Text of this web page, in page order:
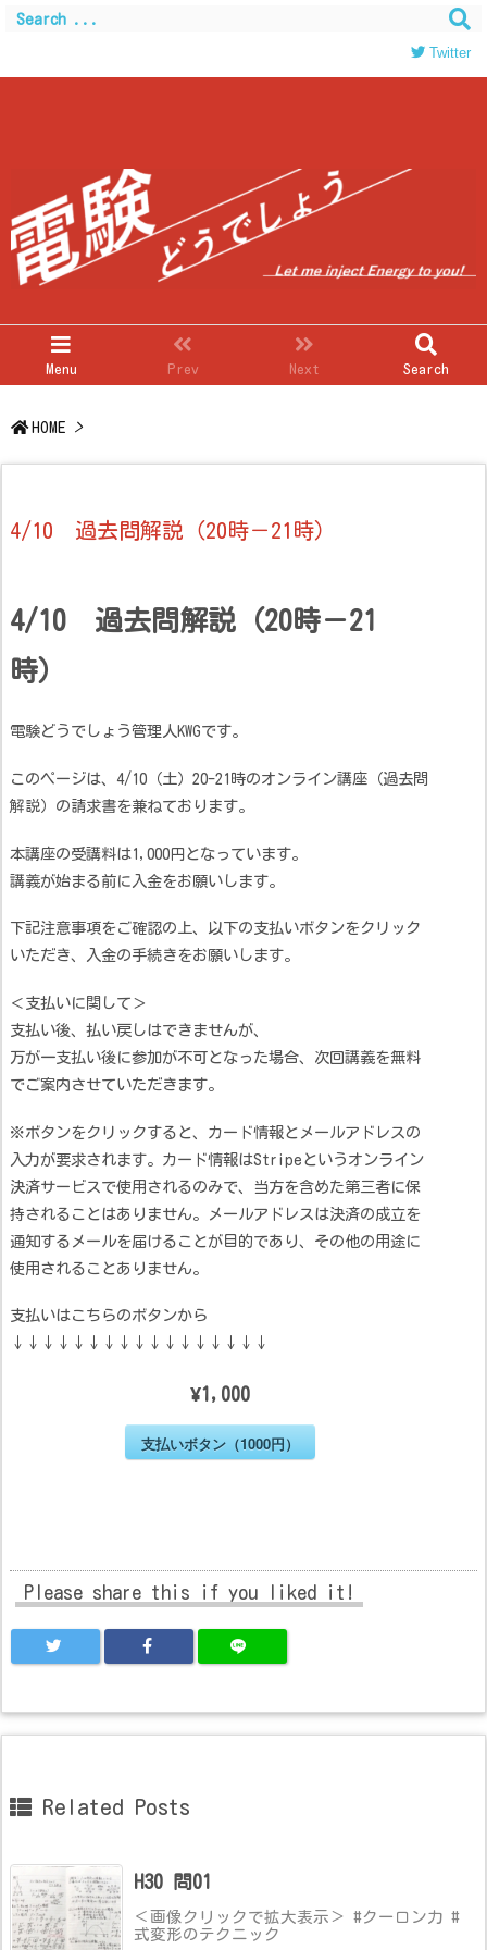
Warning: Trying to access array offset on value of type
/home/c0403866/public_html/kwglab.com/wp-
on line120
Menu Prev Next Search
Twitter
HOME >
4/10 過去問解説（20時－21時）
4/10 過去問解説（20時－21
時）
電験どうでしょう管理人KWGです。
このページは、4/10（土）20-21時のオンライン講座（過去問
解説）の請求書を兼ねております。
本講座の受講料は1,000円となっています。
講義が始まる前に入金をお願いします。
下記注意事項をご確認の上、以下の支払いボタンをクリック
いただき、入金の手続きをお願いします。
＜支払いに関して＞
支払い後、払い戻しはできませんが、
万が一支払い後に参加が不可となった場合、次回講義を無料
でご案内させていただきます。
※ボタンをクリックすると、カード情報とメールアドレスの
入力が要求されます。カード情報はStripeというオンライン
決済サービスで使用されるのみで、当方を含めた第三者に保
持されることはありません。メールアドレスは決済の成立を
通知するメールを届けることが目的であり、その他の用途に
使用されることありません。
支払いはこちらのボタンから
↓↓↓↓↓↓↓↓↓↓↓↓↓↓↓↓↓
¥1,000
支払いボタン（1000円）
Please share this if you liked it!
Related Posts
H30 問01
＜画像クリックで拡大表示＞ #クーロン力 #
式変形のテクニック